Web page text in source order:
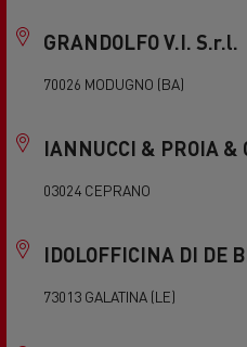
GRANDOLFO V.I. S.r.l.
70026 MODUGNO (BA)
IANNUCCI & PROIA &
03024 CEPRANO
IDOLOFFICINA DI DE
73013 GALATINA (LE)